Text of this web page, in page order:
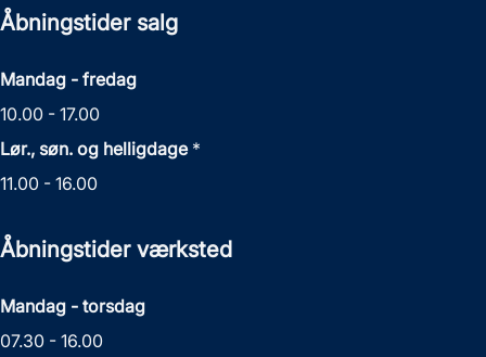
Åbningstider salg
Mandag - fredag
10.00 - 17.00
Lør., søn. og helligdage *
11.00 - 16.00
Åbningstider værksted
Mandag - torsdag
07.30 - 16.00